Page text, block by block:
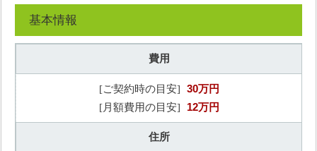
基本情報
費用
[ご契約時の目安] 30万円
[月額費用の目安] 12万円
住所